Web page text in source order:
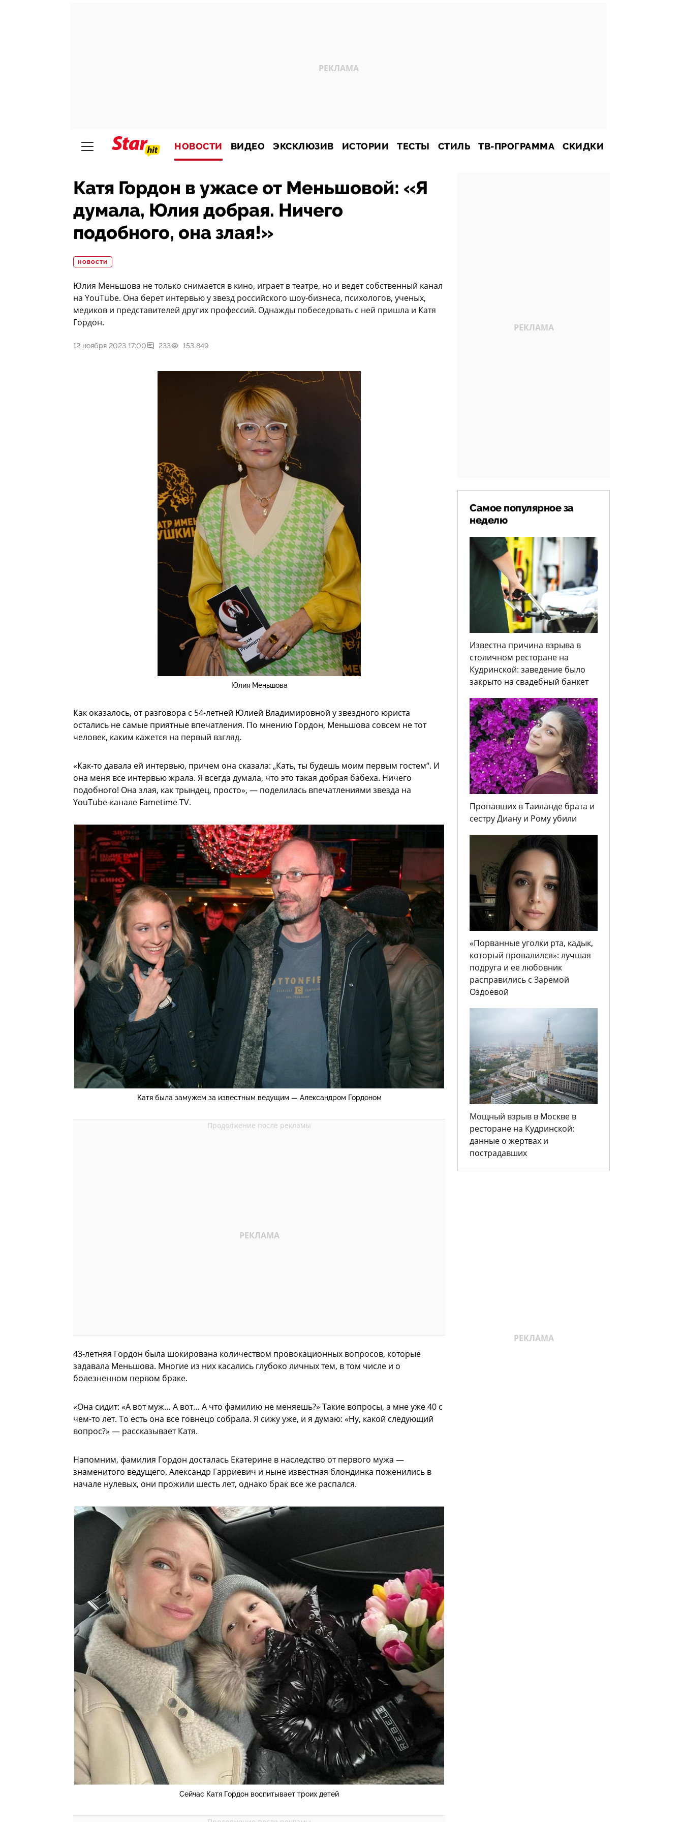
НОВОСТИ ВИДЕО ЭКСКЛЮЗИВ ИСТОРИИ ТЕСТЫ СТИЛЬ ТВ-ПРОГРАММА СКИДКИ
Катя Гордон в ужасе от Меньшовой: «Я
думала, Юлия добрая. Ничего
подобного, она злая!»
НОВОСТИ
Юлия Меньшова не только снимается в кино, играет в театре, но и ведет собственный канал
на YouTube. Она берет интервью у звезд российского шоу-бизнеса, психологов, ученых,
медиков и представителей других профессий. Однажды побеседовать с ней пришла и Катя
Гордон.
12 ноября 2023 17:00 233 153 849
Юлия Меньшова
Как оказалось, от разговора с 54-летней Юлией Владимировной у звездного юриста
остались не самые приятные впечатления. По мнению Гордон, Меньшова совсем не тот
человек, каким кажется на первый взгляд.
«Как-то давала ей интервью, причем она сказала: „Кать, ты будешь моим первым гостем“. И
она меня все интервью жрала. Я всегда думала, что это такая добрая бабеха. Ничего
подобного! Она злая, как трындец, просто», — поделилась впечатлениями звезда на
YouTube-канале Fametime TV.
Катя была замужем за известным ведущим — Александром Гордоном
43-летняя Гордон была шокирована количеством провокационных вопросов, которые
задавала Меньшова. Многие из них касались глубоко личных тем, в том числе и о
болезненном первом браке.
«Она сидит: «А вот муж… А вот… А что фамилию не меняешь?» Такие вопросы, а мне уже 40 с
чем-то лет. То есть она все говнецо собрала. Я сижу уже, и я думаю: «Ну, какой следующий
вопрос?» — рассказывает Катя.
Напомним, фамилия Гордон досталась Екатерине в наследство от первого мужа —
знаменитого ведущего. Александр Гарриевич и ныне известная блондинка поженились в
начале нулевых, они прожили шесть лет, однако брак все же распался.
Сейчас Катя Гордон воспитывает троих детей
Самое популярное за
неделю
Известна причина взрыва в
столичном ресторане на
Кудринской: заведение было
закрыто на свадебный банкет
Пропавших в Таиланде брата и
сестру Диану и Рому убили
«Порванные уголки рта, кадык,
который провалился»: лучшая
подруга и ее любовник
расправились с Заремой
Оздоевой
Мощный взрыв в Москве в
ресторане на Кудринской:
данные о жертвах и
пострадавших